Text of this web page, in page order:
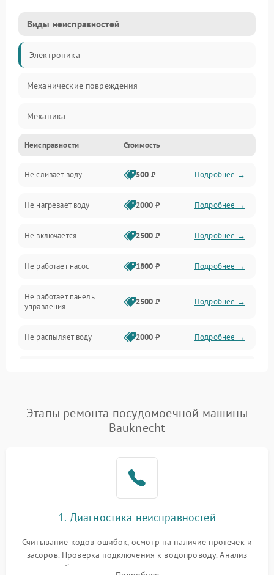
Виды неисправностей
Электроника
Механические повреждения
Механика
Управление
Электропитание
Датчики
Нагрев
Вода
Гигиена
Программное обеспечение
Неисправности Стоимость
Не сливает воду 500 ₽ Подробнее →
Не нагревает воду 2000 ₽ Подробнее →
Не включается 2500 ₽ Подробнее →
Не работает насос 1800 ₽ Подробнее →
Не работает панель
управления
2500 ₽ Подробнее →
Не распыляет воду 2000 ₽ Подробнее →
Проблемы с набором
воды
1800 ₽ Подробнее →
1700 ₽
циркуляционным насосом
2100 ₽ Подробнее →
Этапы ремонта посудомоечной машины
Bauknecht
1. Диагностика неисправностей
Считывание кодов ошибок, осмотр на наличие протечек и
засоров. Проверка подключения к водопроводу. Анализ
жалоб на отсутствие слива, нагрева, вращения